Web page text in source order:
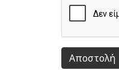
Αποστολή